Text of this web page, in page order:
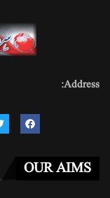
Address:
OUR AIMS